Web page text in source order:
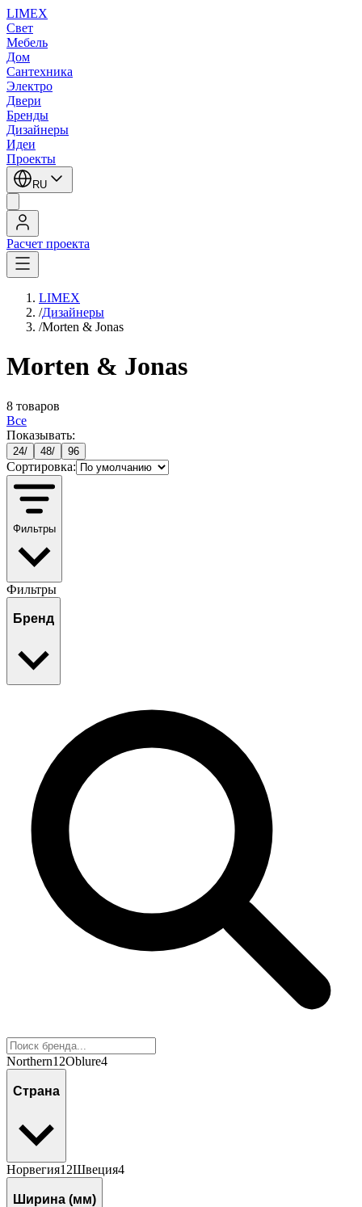
LIMEX
Свет
Мебель
Дом
Сантехника
Электро
Двери
Бренды
Дизайнеры
Идеи
Проекты
RU
Расчет проекта
LIMEX
/Дизайнеры
/Morten & Jonas
Morten & Jonas
8 товаров
Все
Показывать:
24/ 48/ 96
Сортировка:
Фильтры
Фильтры
Бренд
Northern12Oblure4
Страна
Норвегия12Швеция4
Ширина (мм)